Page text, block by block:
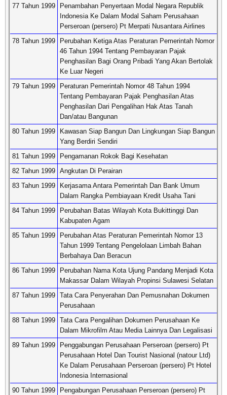
77 Tahun 1999
Penambahan Penyertaan Modal Negara Republik
Indonesia Ke Dalam Modal Saham Perusahaan
Perseroan (persero) Pt Merpati Nusantara Airlines
78 Tahun 1999
Perubahan Ketiga Atas Peraturan Pemerintah Nomor
46 Tahun 1994 Tentang Pembayaran Pajak
Penghasilan Bagi Orang Pribadi Yang Akan Bertolak
Ke Luar Negeri
79 Tahun 1999
Peraturan Pemerintah Nomor 48 Tahun 1994
Tentang Pembayaran Pajak Penghasilan Atas
Penghasilan Dari Pengalihan Hak Atas Tanah
Dan/atau Bangunan
80 Tahun 1999
Kawasan Siap Bangun Dan Lingkungan Siap Bangun
Yang Berdiri Sendiri
81 Tahun 1999
Pengamanan Rokok Bagi Kesehatan
82 Tahun 1999 Angkutan Di Perairan
83 Tahun 1999
Kerjasama Antara Pemerintah Dan Bank Umum
Dalam Rangka Pembiayaan Kredit Usaha Tani
84 Tahun 1999
Perubahan Batas Wilayah Kota Bukittinggi Dan
Kabupaten Agam
85 Tahun 1999
Perubahan Atas Peraturan Pemerintah Nomor 13
Tahun 1999 Tentang Pengelolaan Limbah Bahan
Berbahaya Dan Beracun
86 Tahun 1999
Perubahan Nama Kota Ujung Pandang Menjadi Kota
Makassar Dalam Wilayah Propinsi Sulawesi Selatan
87 Tahun 1999 Tata Cara Penyerahan Dan Pemusnahan Dokumen
Perusahaan
88 Tahun 1999 Tata Cara Pengalihan Dokumen Perusahaan Ke
Dalam Mikrofilm Atau Media Lainnya Dan Legalisasi
89 Tahun 1999
Penggabungan Perusahaan Perseroan (persero) Pt
Perusahaan Hotel Dan Tourist Nasional (natour Ltd)
Ke Dalam Perusahaan Perseroan (persero) Pt Hotel
Indonesia Internasional
90 Tahun 1999
Pengabungan Perusahaan Perseroan (persero) Pt